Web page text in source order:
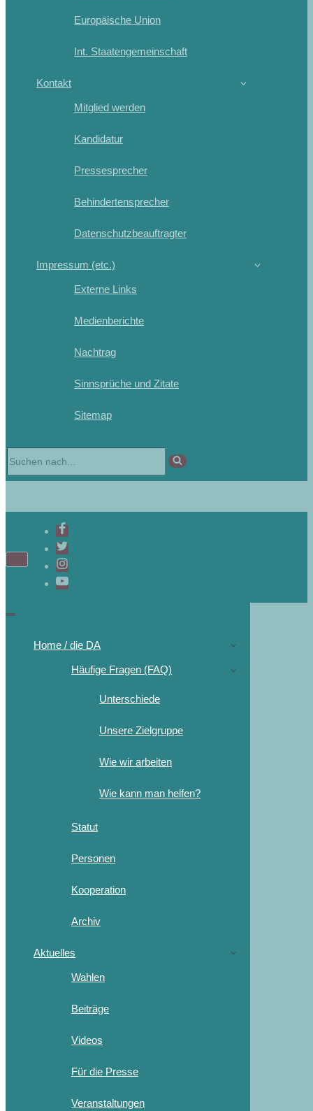
Europäische Union
Int. Staatengemeinschaft
Kontakt
Mitglied werden
Kandidatur
Pressesprecher
Behindertensprecher
Datenschutzbeauftragter
Impressum (etc.)
Externe Links
Medienberichte
Nachtrag
Sinnsprüche und Zitate
Sitemap
Home / die DA
Häufige Fragen (FAQ)
Unterschiede
Unsere Zielgruppe
Wie wir arbeiten
Wie kann man helfen?
Statut
Personen
Kooperation
Archiv
Aktuelles
Wahlen
Beiträge
Videos
Für die Presse
Veranstaltungen